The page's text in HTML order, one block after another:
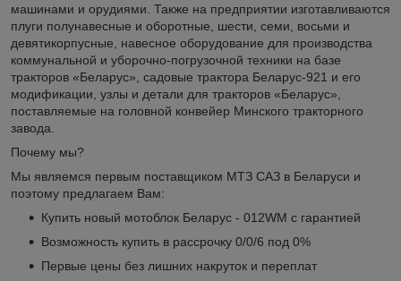
машинами и орудиями. Также на предприятии изготавливаются
плуги полунавесные и оборотные, шести, семи, восьми и
девятикорпусные, навесное оборудование для производства
коммунальной и уборочно-погрузочной техники на базе
тракторов «Беларус», садовые трактора Беларус-921 и его
модификации, узлы и детали для тракторов «Беларус»,
поставляемые на головной конвейер Минского тракторного
завода.
Почему мы?
Мы являемся первым поставщиком МТЗ САЗ в Беларуси и
поэтому предлагаем Вам:
Купить новый мотоблок Беларус - 012WM с гарантией
Возможность купить в рассрочку 0/0/6 под 0%
Первые цены без лишних накруток и переплат